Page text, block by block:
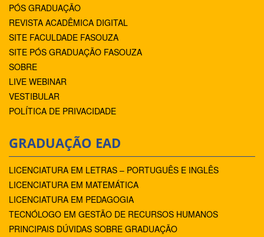
PÓS GRADUAÇÃO
REVISTA ACADÊMICA DIGITAL
SITE FACULDADE FASOUZA
SITE PÓS GRADUAÇÃO FASOUZA
SOBRE
LIVE WEBINAR
VESTIBULAR
POLÍTICA DE PRIVACIDADE
GRADUAÇÃO EAD
LICENCIATURA EM LETRAS – PORTUGUÊS E INGLÊS
LICENCIATURA EM MATEMÁTICA
LICENCIATURA EM PEDAGOGIA
TECNÓLOGO EM GESTÃO DE RECURSOS HUMANOS
PRINCIPAIS DÚVIDAS SOBRE GRADUAÇÃO